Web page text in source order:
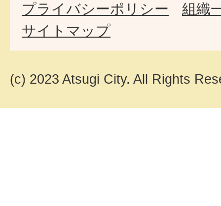
プライバシーポリシー
組織
サイトマップ
(c) 2023 Atsugi City. All Rights